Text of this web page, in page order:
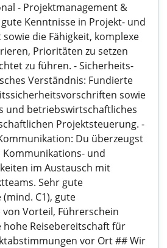
- Projektmanagement &
Kenntnisse in Projekt- und
die Fähigkeit, komplexe
Prioritäten zu setzen
zu führen. - Sicherheits-
Verständnis: Fundierte
sowie
und betriebswirtschaftliches
Projektsteuerung. -
Du überzeugst
und
im Austausch mit
Sehr gute
C1), gute
Vorteil, Führerschein
hohe Reisebereitschaft für
vor Ort ## Wir